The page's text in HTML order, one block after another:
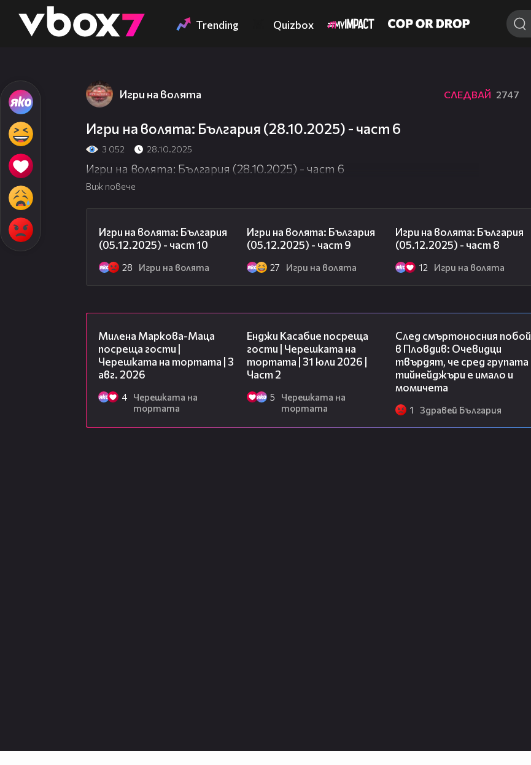
👾 Trending Quizbox
Игри на волята СЛЕДВАЙ 2747
Игри на волята: България (28.10.2025) - част 6
3 052 28.10.2025
Игри на волята: България (28.10.2025) - част 6
Виж повече
Игри на волята: България
(05.12.2025) - част 10
28 Игри на волята
Игри на волята: България
(05.12.2025) - част 9
27 Игри на волята
Игри на волята: България
(05.12.2025) - част 8
12 Игри на волята
Милена Маркова-Маца
посреща гости |
Черешката на тортата | 3
авг. 2026
4
Черешката на
тортата
Енджи Касабие посреща
гости | Черешката на
тортата | 31 юли 2026 |
Част 2
5
Черешката на
тортата
След смъртоносния побой
в Пловдив: Очевидци
твърдят, че сред групата
тийнейджъри е имало и
момичета
1 Здравей България